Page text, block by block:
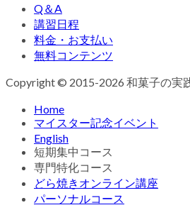
Q＆A
講習日程
料金・お支払い
無料コンテンツ
Copyright © 2015-2026 和菓子の実
Home
マイスター記念イベント
English
短期集中コース
専門特化コース
どら焼きオンライン講座
パーソナルコース